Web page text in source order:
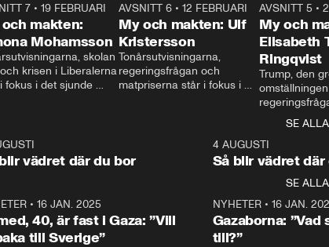
24:30
7• 19 FEBRUARI
makten:
Mohamsson
skolan
krisen i Liberalerna
fokus i det sjunde
My
ställer
och
till svars.
27:30
AVSNITT 6 •12 FEBRUARI
My och makten: Ulf
Kristersson
Tonårsutvisningarna,
regeringsfrågan och
matpriserna står i fokus i
Rohwedder ställer
statsminister Ulf Kristersson
AVSNITT 5 •
My och
Elisabeth
Ringqvist
Trump, den
centrum i
avsnittet av
Makten”. Se
Aftonbladets
Rohwedder
Thand Ring
SE ALLA
vädret där du bor
4 AUGUSTI
Så blir vädret där
SE ALLA
• 16 JAN. 2025
40, är fast i Gaza: ”Vill
till Sverige”
NYHETER• 16 JAN.
Gazaborna:
till?”